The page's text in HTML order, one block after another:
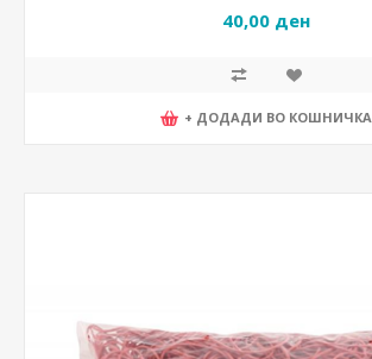
40,00 ден
+ ДОДАДИ ВО КОШНИЧКА